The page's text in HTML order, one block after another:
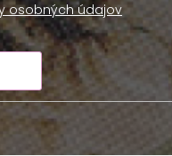
osobných údajov